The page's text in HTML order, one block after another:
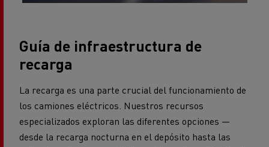
Guía de infraestructura de
recarga
La recarga es una parte crucial del funcionamiento de
los camiones eléctricos. Nuestros recursos
especializados exploran las diferentes opciones —
desde la recarga nocturna en el depósito hasta las